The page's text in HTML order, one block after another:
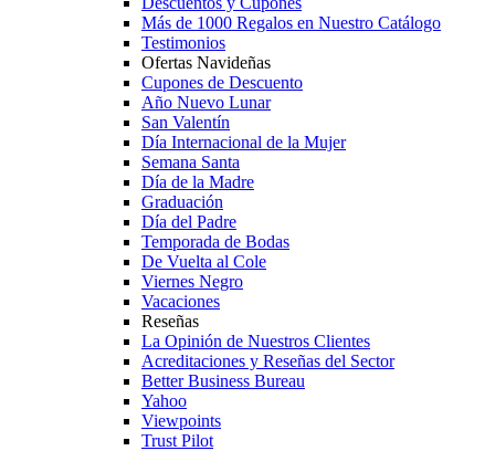
Más de 1000 Regalos en Nuestro Catálogo
Testimonios
Ofertas Navideñas
Cupones de Descuento
Año Nuevo Lunar
San Valentín
Día Internacional de la Mujer
Semana Santa
Día de la Madre
Graduación
Día del Padre
Temporada de Bodas
De Vuelta al Cole
Viernes Negro
Vacaciones
Reseñas
La Opinión de Nuestros Clientes
Acreditaciones y Reseñas del Sector
Better Business Bureau
Yahoo
Viewpoints
Trust Pilot